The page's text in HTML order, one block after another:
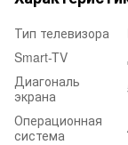
Тип телевизора
Smart-TV
Диагональ
экрана
Операционная
система